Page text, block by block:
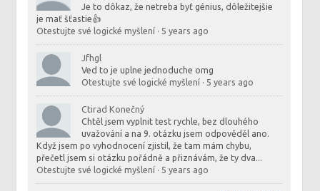
Je to dôkaz, že netreba byť génius, dôležitejšie
je mať šťastie👍
Otestujte své logické myšlení · 5 years ago
Jfhgl
Ved to je uplne jednoduche omg
Otestujte své logické myšlení · 5 years ago
Ctirad Konečný
Chtěl jsem vyplnit test rychle, bez dlouhého
uvažování a na 9. otázku jsem odpověděl ano.
Když jsem po vyhodnocení zjistil, že tam mám chybu,
přečetl jsem si otázku pořádně a přiznávám, že ty dva...
Otestujte své logické myšlení · 5 years ago